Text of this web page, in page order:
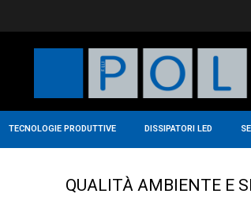
TECNOLOGIE PRODUTTIVE DISSIPATORI LED
QUALITÀ AMBIENTE E